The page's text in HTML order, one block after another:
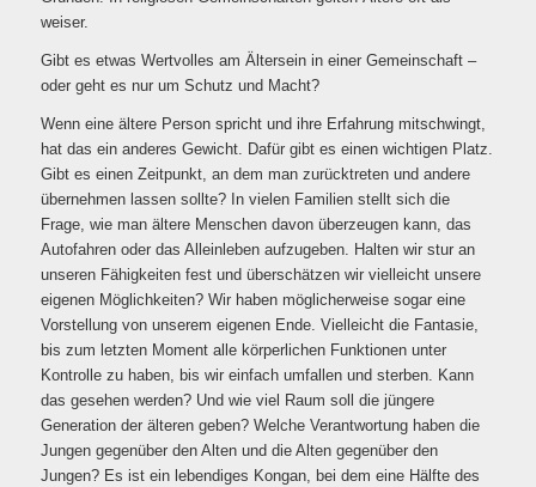
weiser.
Gibt es etwas Wertvolles am Ältersein in einer Gemeinschaft –
oder geht es nur um Schutz und Macht?
Wenn eine ältere Person spricht und ihre Erfahrung mitschwingt,
hat das ein anderes Gewicht. Dafür gibt es einen wichtigen Platz.
Gibt es einen Zeitpunkt, an dem man zurücktreten und andere
übernehmen lassen sollte? In vielen Familien stellt sich die
Frage, wie man ältere Menschen davon überzeugen kann, das
Autofahren oder das Alleinleben aufzugeben. Halten wir stur an
unseren Fähigkeiten fest und überschätzen wir vielleicht unsere
eigenen Möglichkeiten? Wir haben möglicherweise sogar eine
Vorstellung von unserem eigenen Ende. Vielleicht die Fantasie,
bis zum letzten Moment alle körperlichen Funktionen unter
Kontrolle zu haben, bis wir einfach umfallen und sterben. Kann
das gesehen werden? Und wie viel Raum soll die jüngere
Generation der älteren geben? Welche Verantwortung haben die
Jungen gegenüber den Alten und die Alten gegenüber den
Jungen? Es ist ein lebendiges Kongan, bei dem eine Hälfte des